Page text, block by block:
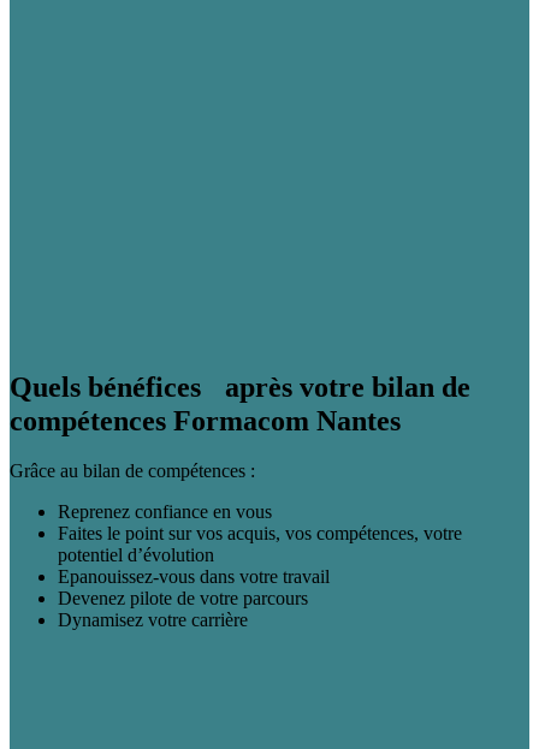
Quels bénéfices après votre bilan de
compétences Formacom Nantes
Grâce au bilan de compétences :
Reprenez confiance en vous
Faites le point sur vos acquis, vos compétences, votre
potentiel d’évolution
Epanouissez-vous dans votre travail
Devenez pilote de votre parcours
Dynamisez votre carrière